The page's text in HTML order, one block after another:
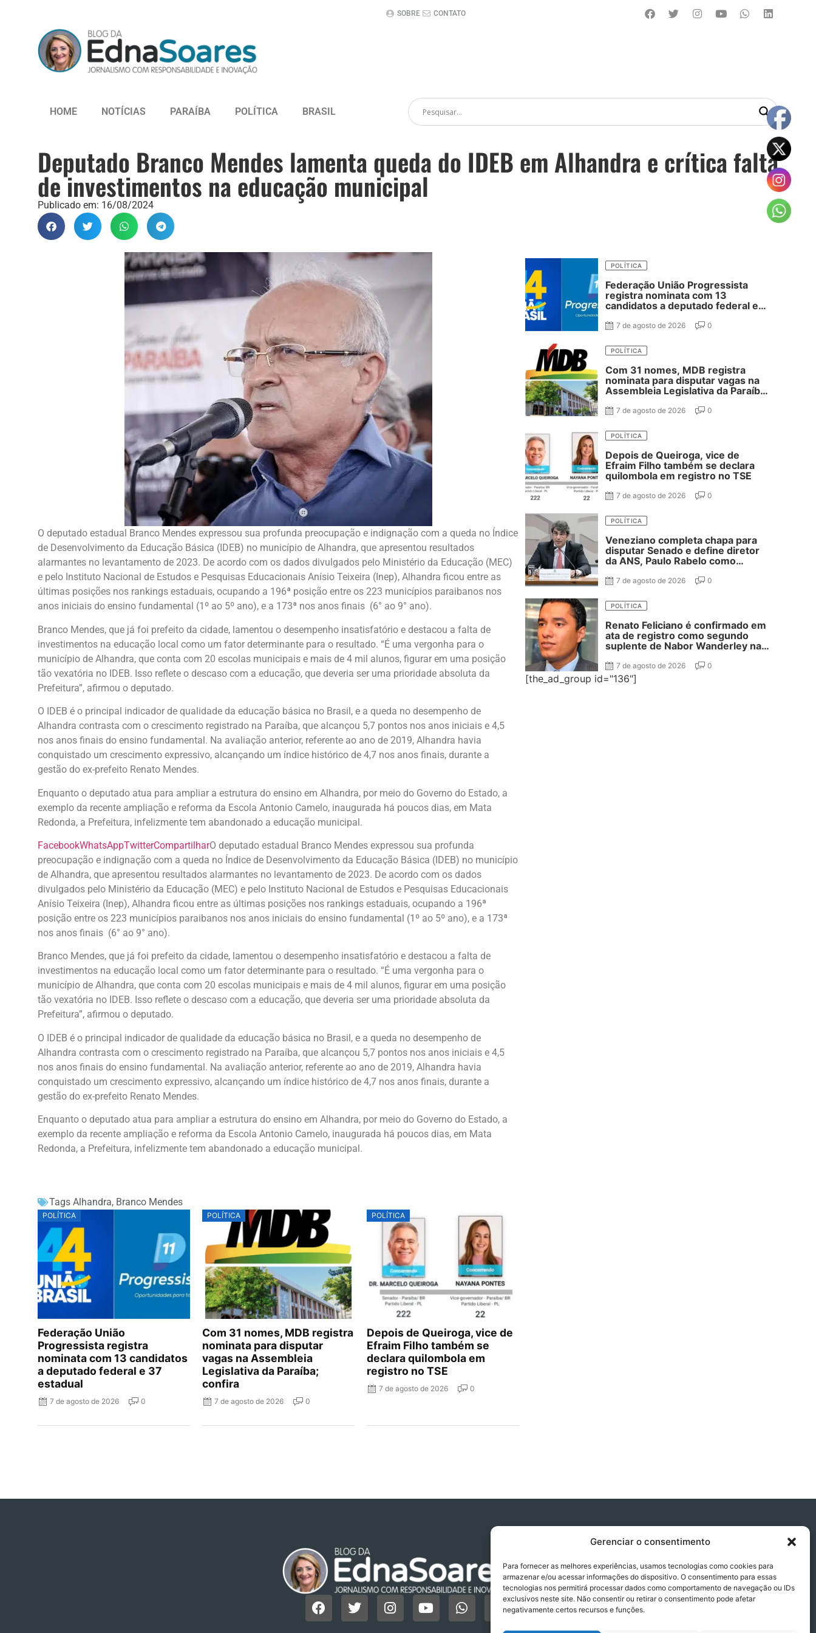
Gerenciar o consentimento
Para fornecer as melhores experiências, usamos tecnologias como cookies para
armazenar e/ou acessar informações do dispositivo. O consentimento para essas
tecnologias nos permitirá processar dados como comportamento de navegação ou IDs
exclusivos neste site. Não consentir ou retirar o consentimento pode afetar
negativamente certos recursos e funções.
SOBRE CONTATO
HOME NOTÍCIAS PARAÍBA POLÍTICA BRASIL
Deputado Branco Mendes lamenta queda do IDEB em Alhandra e crítica falta
de investimentos na educação municipal
Publicado em: 16/08/2024
O deputado estadual Branco Mendes expressou sua profunda preocupação e indignação com a queda no Índice
de Desenvolvimento da Educação Básica (IDEB) no município de Alhandra, que apresentou resultados
alarmantes no levantamento de 2023. De acordo com os dados divulgados pelo Ministério da Educação (MEC)
e pelo Instituto Nacional de Estudos e Pesquisas Educacionais Anísio Teixeira (Inep), Alhandra ficou entre as
últimas posições nos rankings estaduais, ocupando a 196ª posição entre os 223 municípios paraibanos nos
anos iniciais do ensino fundamental (1º ao 5º ano), e a 173ª nos anos finais (6° ao 9° ano).
Branco Mendes, que já foi prefeito da cidade, lamentou o desempenho insatisfatório e destacou a falta de
investimentos na educação local como um fator determinante para o resultado. “É uma vergonha para o
município de Alhandra, que conta com 20 escolas municipais e mais de 4 mil alunos, figurar em uma posição
tão vexatória no IDEB. Isso reflete o descaso com a educação, que deveria ser uma prioridade absoluta da
Prefeitura”, afirmou o deputado.
O IDEB é o principal indicador de qualidade da educação básica no Brasil, e a queda no desempenho de
Alhandra contrasta com o crescimento registrado na Paraíba, que alcançou 5,7 pontos nos anos iniciais e 4,5
nos anos finais do ensino fundamental. Na avaliação anterior, referente ao ano de 2019, Alhandra havia
conquistado um crescimento expressivo, alcançando um índice histórico de 4,7 nos anos finais, durante a
gestão do ex-prefeito Renato Mendes.
Enquanto o deputado atua para ampliar a estrutura do ensino em Alhandra, por meio do Governo do Estado, a
exemplo da recente ampliação e reforma da Escola Antonio Camelo, inaugurada há poucos dias, em Mata
Redonda, a Prefeitura, infelizmente tem abandonado a educação municipal.
FacebookWhatsAppTwitterCompartilharO deputado estadual Branco Mendes expressou sua profunda
preocupação e indignação com a queda no Índice de Desenvolvimento da Educação Básica (IDEB) no município
de Alhandra, que apresentou resultados alarmantes no levantamento de 2023. De acordo com os dados
divulgados pelo Ministério da Educação (MEC) e pelo Instituto Nacional de Estudos e Pesquisas Educacionais
Anísio Teixeira (Inep), Alhandra ficou entre as últimas posições nos rankings estaduais, ocupando a 196ª
posição entre os 223 municípios paraibanos nos anos iniciais do ensino fundamental (1º ao 5º ano), e a 173ª
nos anos finais (6° ao 9° ano).
Branco Mendes, que já foi prefeito da cidade, lamentou o desempenho insatisfatório e destacou a falta de
investimentos na educação local como um fator determinante para o resultado. “É uma vergonha para o
município de Alhandra, que conta com 20 escolas municipais e mais de 4 mil alunos, figurar em uma posição
tão vexatória no IDEB. Isso reflete o descaso com a educação, que deveria ser uma prioridade absoluta da
Prefeitura”, afirmou o deputado.
O IDEB é o principal indicador de qualidade da educação básica no Brasil, e a queda no desempenho de
Alhandra contrasta com o crescimento registrado na Paraíba, que alcançou 5,7 pontos nos anos iniciais e 4,5
nos anos finais do ensino fundamental. Na avaliação anterior, referente ao ano de 2019, Alhandra havia
conquistado um crescimento expressivo, alcançando um índice histórico de 4,7 nos anos finais, durante a
gestão do ex-prefeito Renato Mendes.
Enquanto o deputado atua para ampliar a estrutura do ensino em Alhandra, por meio do Governo do Estado, a
exemplo da recente ampliação e reforma da Escola Antonio Camelo, inaugurada há poucos dias, em Mata
Redonda, a Prefeitura, infelizmente tem abandonado a educação municipal.
Tags Alhandra, Branco Mendes
POLÍTICA
Federação União
Progressista registra
nominata com 13 candidatos
a deputado federal e 37
estadual
7 de agosto de 2026 0
POLÍTICA
Com 31 nomes, MDB registra
nominata para disputar
vagas na Assembleia
Legislativa da Paraíba;
confira
7 de agosto de 2026 0
POLÍTICA
Depois de Queiroga, vice de
Efraim Filho também se
declara quilombola em
registro no TSE
7 de agosto de 2026 0
POLÍTICA
Federação União Progressista
registra nominata com 13
candidatos a deputado federal e
7 de agosto de 2026 0
POLÍTICA
Com 31 nomes, MDB registra
nominata para disputar vagas na
Assembleia Legislativa da Paraíba;
7 de agosto de 2026 0
POLÍTICA
Depois de Queiroga, vice de
Efraim Filho também se declara
quilombola em registro no TSE
7 de agosto de 2026 0
POLÍTICA
Veneziano completa chapa para
disputar Senado e define diretor
da ANS, Paulo Rabelo como
7 de agosto de 2026 0
POLÍTICA
Renato Feliciano é confirmado em
ata de registro como segundo
suplente de Nabor Wanderley na
7 de agosto de 2026 0
[the_ad_group id="136"]